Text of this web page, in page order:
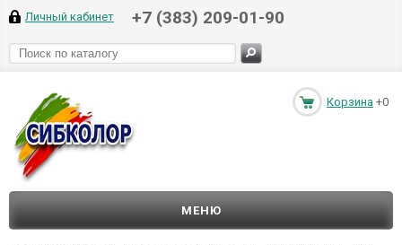
Личный кабинет +7 (383) 209-01-90
Корзина +0
МЕНЮ